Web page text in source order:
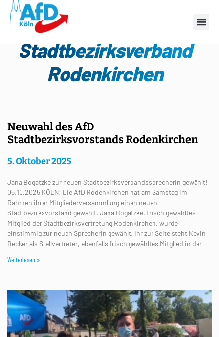
Kategorie:
Stadtbezirksverband
Rodenkirchen
Neuwahl des AfD
Stadtbezirksvorstands Rodenkirchen
5. Oktober 2025
Jana Bogatzke zur neuen Stadtbezirksverbandssprecherin gewählt!
05.10.2025 KÖLN: Die AfD Rodenkirchen hat am Samstag im
Rahmen ihrer Mitgliederversammlung einen neuen
Stadtbezirksvorstand gewählt. Jana Bogatzke, frisch gewähltes
Mitglied der Stadtbezirksvertretung Rodenkirchen, wurde
einstimmig zur neuen Sprecherin gewählt. Ihr zur Seite steht Kevin
Becker als Stellvertreter, ebenfalls frisch gewähltes Mitglied in der
Weiterlesen »